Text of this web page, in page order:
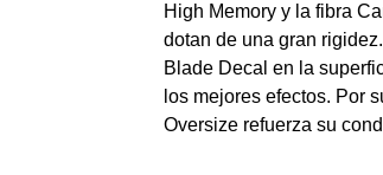
High Memory y la fibra
dotan de una gran
Blade Decal en la
los mejores efectos. Por
Oversize refuerza su